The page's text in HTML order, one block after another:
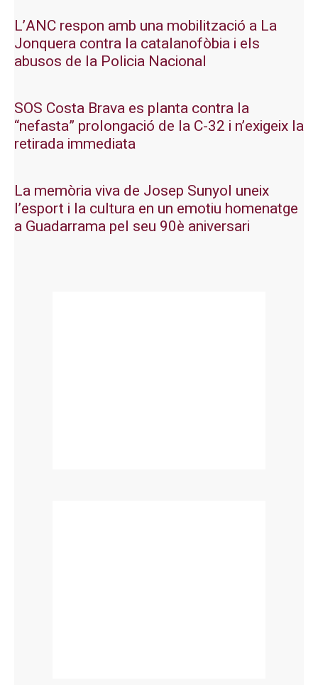
L’ANC respon amb una mobilització a La
Jonquera contra la catalanofòbia i els
abusos de la Policia Nacional
SOS Costa Brava es planta contra la
“nefasta” prolongació de la C-32 i n’exigeix la
retirada immediata
La memòria viva de Josep Sunyol uneix
l’esport i la cultura en un emotiu homenatge
a Guadarrama pel seu 90è aniversari